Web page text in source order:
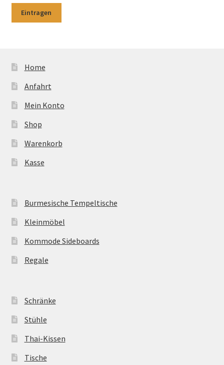
Home
Anfahrt
Mein Konto
Shop
Warenkorb
Kasse
Burmesische Tempeltische
Kleinmöbel
Kommode Sideboards
Regale
Schränke
Stühle
Thai-Kissen
Tische